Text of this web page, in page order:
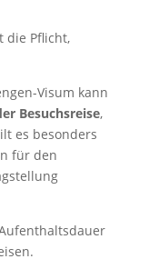
die Pflicht,
Visum kann
Besuchsreise,
es besonders
für den